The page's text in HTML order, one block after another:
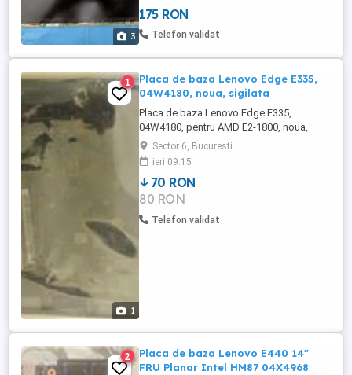
3
175 RON
Telefon validat
1
1
Placa de baza Lenovo Edge E335,
04W4180, noua, sigilata
Placa de baza Lenovo Edge E335,
04W4180, pentru AMD E2-1800, noua,
sigilataSector 6, Bucuresti
ieri 09:15
70 RON
80 RON
Telefon validat
2
Placa de baza Lenovo E440 14"
FRU Planar Intel HM87 04X4968